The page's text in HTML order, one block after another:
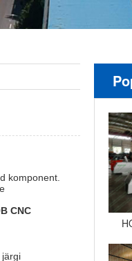
komponent.
CNC
järgi